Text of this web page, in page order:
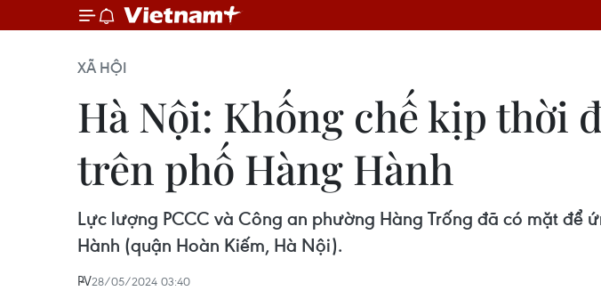
XÃ HỘI
Hà Nội: Khống chế kịp thời
trên phố Hàng Hành
Lực lượng PCCC và Công an phường Hàng Trống đã có mặt
Hành (quận Hoàn Kiếm, Hà Nội).
PV28/05/2024 03:40